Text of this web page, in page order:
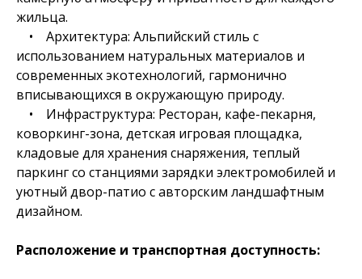
жильца.
• Архитектура: Альпийский стиль с
использованием натуральных материалов и
современных экотехнологий, гармонично
вписывающихся в окружающую природу.
• Инфраструктура: Ресторан, кафе-пекарня,
коворкинг-зона, детская игровая площадка,
кладовые для хранения снаряжения, теплый
паркинг со станциями зарядки электромобилей и
уютный двор-патио с авторским ландшафтным
дизайном.
Расположение и транспортная доступность: